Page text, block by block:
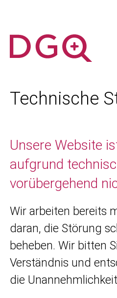
Technische
Unsere Website
aufgrund
vorübergehend
Wir arbeiten bereits
daran, die Störung
beheben. Wir bitten
Verständnis und
die